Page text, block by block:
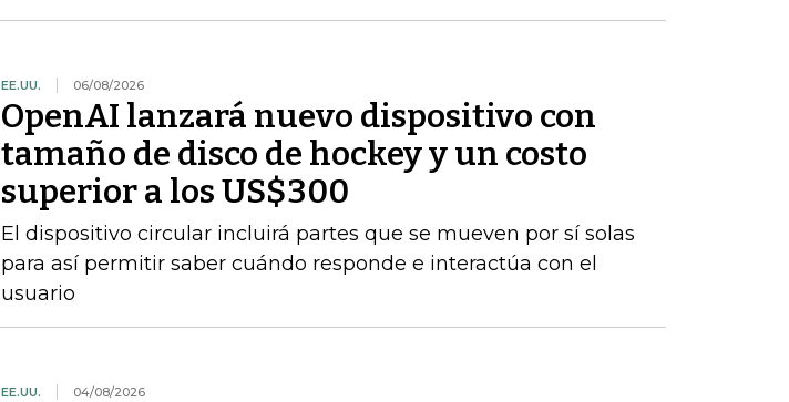
EE.UU. 06/08/2026
OpenAI lanzará nuevo dispositivo con
tamaño de disco de hockey y un costo
superior a los US$300
El dispositivo circular incluirá partes que se mueven por sí solas
para así permitir saber cuándo responde e interactúa con el
usuario
EE.UU. 04/08/2026